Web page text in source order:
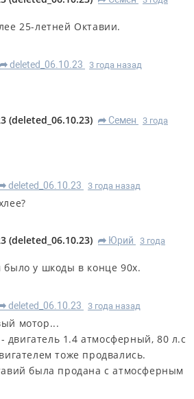
25-летней Октавии.
R deleted_06.10.23 3 года назад
(deleted_06.10.23) R Семен
3 года
deleted_06.10.23 3 года назад
(deleted_06.10.23) R Юрий
3 года
было у шкоды в конце 90х.
deleted_06.10.23 3 года назад
мотор...
двигатель 1.4 атмосферный, 80 л.с
тоже продвались.
была продана с атмосферным